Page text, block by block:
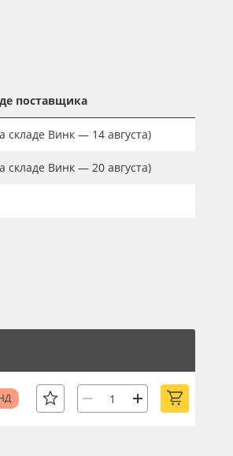
поставщика
складе Винк — 14 августа)
складе Винк — 20 августа)